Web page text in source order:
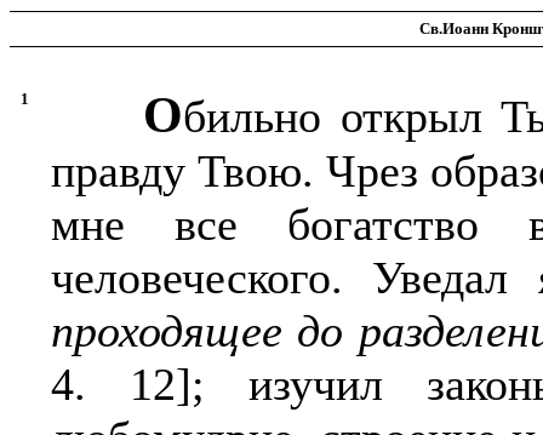
Св.Иоанн
1 Обильно открыл
правду Твою. Чрез
мне все
человеческого.
проходящее до
4. 12]; изучил